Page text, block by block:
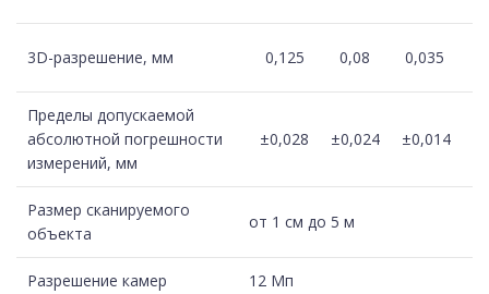
3D-разрешение, мм 0,125 0,08 0,035
Пределы допускаемой
абсолютной погрешности
измерений, мм
±0,028 ±0,024 ±0,014
Размер сканируемого
объекта
от 1 см до 5 м
Разрешение камер 12 Мп